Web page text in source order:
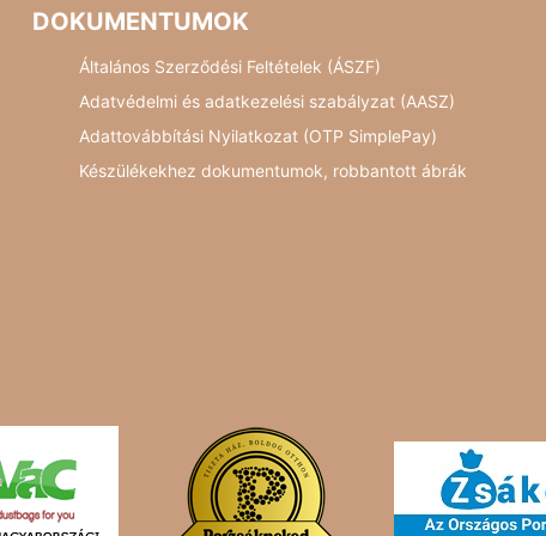
DOKUMENTUMOK
Általános Szerződési Feltételek (ÁSZF)
Adatvédelmi és adatkezelési szabályzat (AASZ)
Adattovábbítási Nyilatkozat (OTP SimplePay)
Készülékekhez dokumentumok, robbantott ábrák